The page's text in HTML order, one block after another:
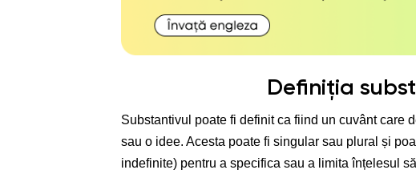
Definiția
Substantivul poate fi definit ca fiind un cuvânt care
sau o idee. Acesta poate fi singular sau plural și
indefinite) pentru a specifica sau a limita înțelesul